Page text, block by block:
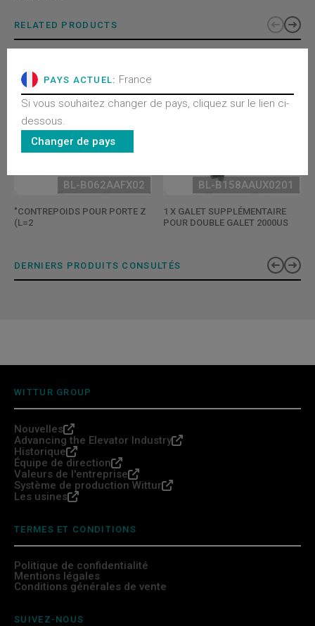
RELATED PRODUCTS
BL-B062AAFX02
"CONTREPOIDS POUR PORTE Z
(L=2
BL-B158AAUX0201
1 X GALET SUPPLÉMENTAIRE
POUR DOUBLE GALET 2000US
DERNIERS PRODUITS CONSULTÉS
WITTUR GROUP
Nouvelles
Advancing the Elevator Industry
Historique
Équipe de direction
Valeurs de l'entreprise
Système de production Wittur
Les usines
TERMES ET CONDITIONS
Politique de confidentialité
Mentions légales
Conditions générales de vente
SUIVEZ-NOUS
PAYS ACTUEL: France
Si vous souhaitez changer de pays, cliquez sur le lien ci-
dessous.
Changer de pays